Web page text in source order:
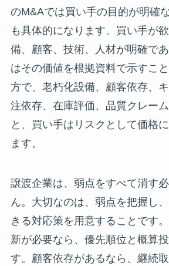
のM&Aでは買い手の目的が明確
も具体的になります。買い手が
備、顧客、技術、人材が明確で
はその価値を根拠資料で示すこ
方で、老朽化設備、顧客依存、
注依存、在庫評価、品質クレー
と、買い手はリスクとして価格
ます。
譲渡企業は、弱点をすべて消す
ん。大切なのは、弱点を把握し
きる対応策を用意することです
新が必要なら、優先順位と概算
す。顧客依存があるなら、継続